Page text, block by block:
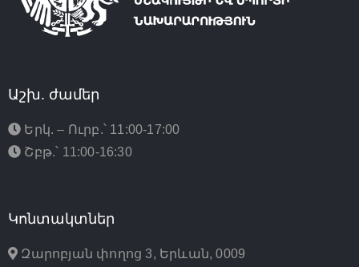
Աշխ. ժամեր
Երկ. – Ուրբ.՝ 11:00-17:00
Շբթ.՝ 11:00-16:30
Կոնտակտներ
Զարոբյան փողոց 3, Երևան, 0009